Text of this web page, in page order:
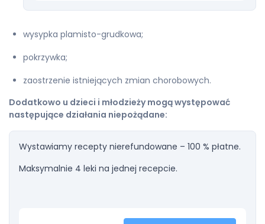
wysypka plamisto-grudkowa;
pokrzywka;
zaostrzenie istniejących zmian chorobowych.
Dodatkowo u dzieci i młodzieży mogą występować
następujące działania niepożądane:
Wystawiamy recepty nierefundowane – 100 % płatne.
Maksymalnie 4 leki na jednej recepcie.